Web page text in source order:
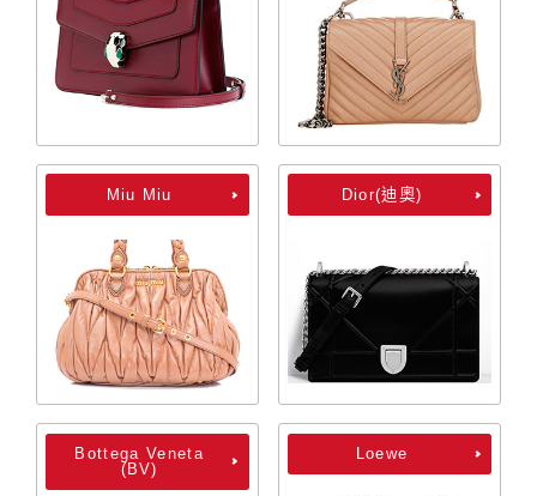
Miu Miu Dior(迪奧)
Bottega Veneta
(BV)
Loewe